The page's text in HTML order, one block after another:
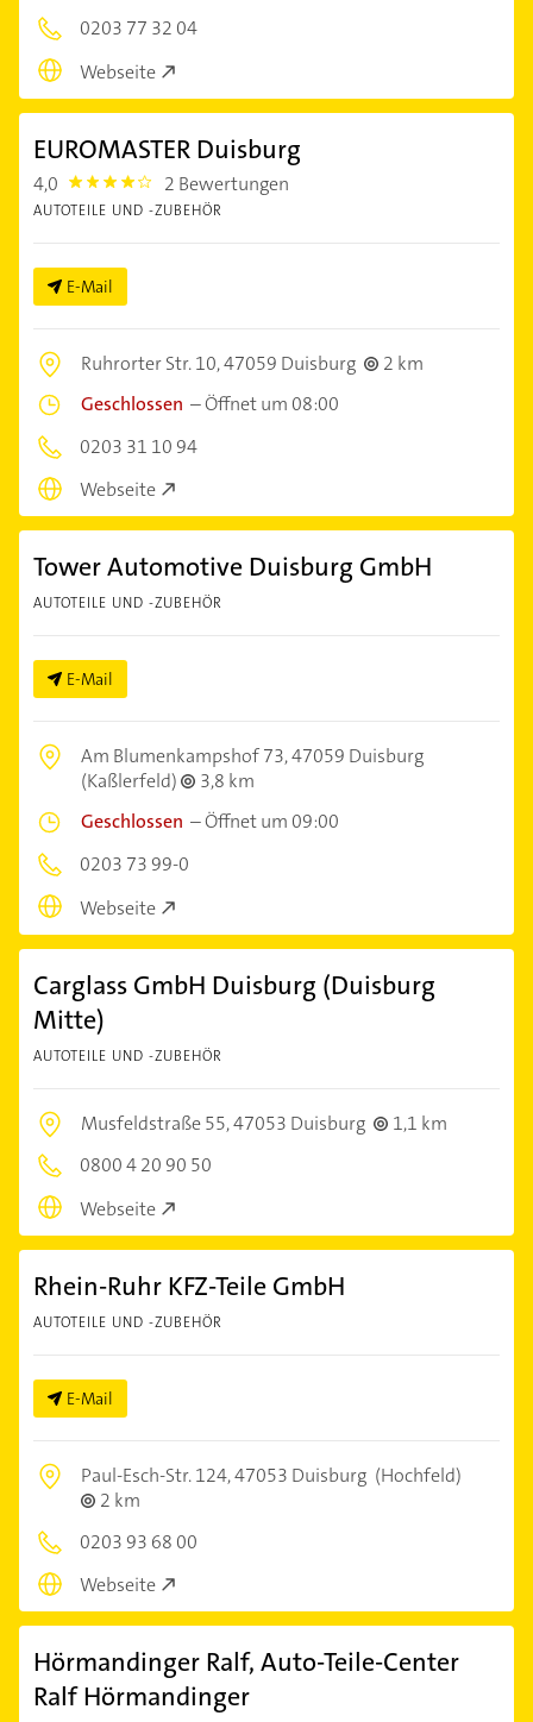
0203 77 32 04
Webseite
EUROMASTER Duisburg
4,0 4.0 2 Bewertungen
AUTOTEILE UND -ZUBEHÖR
E-Mail
Ruhrorter Str. 10,47059 Duisburg
2 km
Geschlossen –Öffnet um 08:00
0203 31 10 94
Webseite
Tower Automotive Duisburg GmbH
AUTOTEILE UND -ZUBEHÖR
E-Mail
Am Blumenkampshof 73,47059 Duisburg
(Kaßlerfeld)
3,8 km
Geschlossen –Öffnet um 09:00
0203 73 99-0
Webseite
Carglass GmbH Duisburg (Duisburg
Mitte)
AUTOTEILE UND -ZUBEHÖR
Musfeldstraße 55,47053 Duisburg
1,1 km
0800 4 20 90 50
Webseite
Rhein-Ruhr KFZ-Teile GmbH
AUTOTEILE UND -ZUBEHÖR
E-Mail
Paul-Esch-Str. 124,47053 Duisburg (Hochfeld)
2 km
0203 93 68 00
Webseite
Hörmandinger Ralf, Auto-Teile-Center
Ralf Hörmandinger